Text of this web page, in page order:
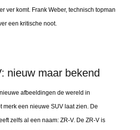
ver komt. Frank Weber, technisch topman
een kritische noot.
nieuw maar bekend
afbeeldingen de wereld in
merk een nieuwe SUV laat zien. De
zelfs al een naam: ZR-V. De ZR-V is